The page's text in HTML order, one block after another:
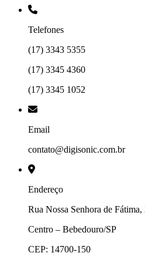
Telefones
(17) 3343 5355
(17) 3345 4360
(17) 3345 1052
Email
contato@digisonic.com.br
Endereço
Rua Nossa Senhora de Fátima,
Centro – Bebedouro/SP
CEP: 14700-150